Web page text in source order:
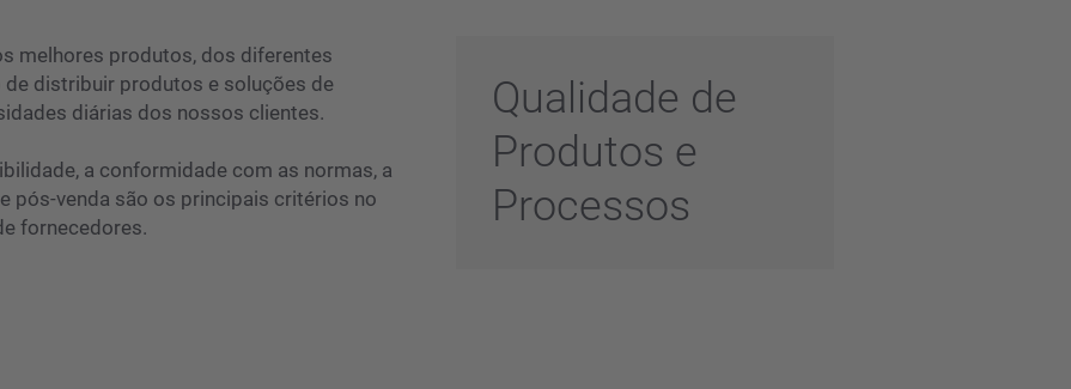
Qualidade de
Produtos e
Processos
melhores produtos, dos diferentes
distribuir produtos e soluções de
diárias dos nossos clientes.
a conformidade com as normas, a
pós-venda são os principais critérios no
fornecedores.